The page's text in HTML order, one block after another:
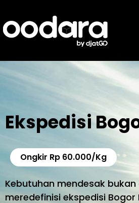
Ekspedisi
Ongkir Rp 60.000/Kg
Kebutuhan mendesak
meredefinisi ekspedisi